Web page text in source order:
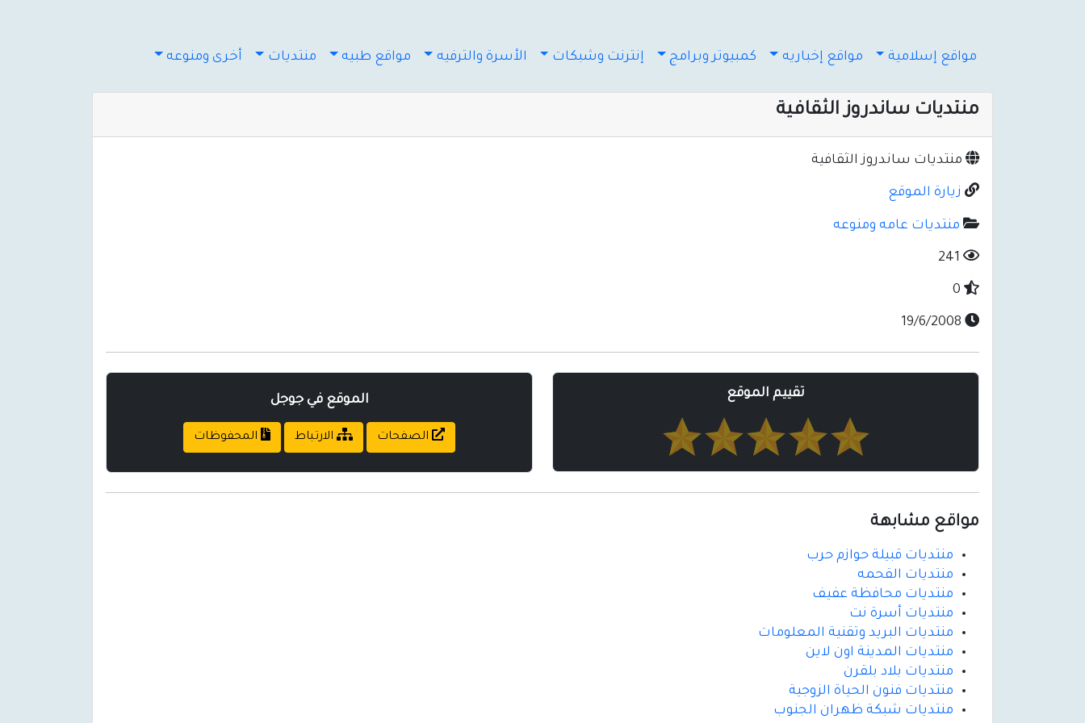
مواقع إسلامية مواقع إخباريه كمبيوتر وبرامج إنترنت وشبكات الأسرة والترفيه مواقع طبيه منتديات أخرى ومنوعه
منتديات ساندروز الثقافية
منتديات ساندروز الثقافية
زيارة الموقع
منتديات عامه ومنوعه
تقييم الموقع الموقع في جوجل
الصفحات الارتباط المحفوظات
مواقع مشابهة
منتديات قبيلة حوازم حرب
منتديات القحمه
منتديات محافظة عفيف
منتديات أسرة نت
منتديات البريد وتقنية المعلومات
منتديات المدينة اون لاين
منتديات بلاد بلقرن
منتديات فنون الحياة الزوجية
منتديات شبكة ظهران الجنوب